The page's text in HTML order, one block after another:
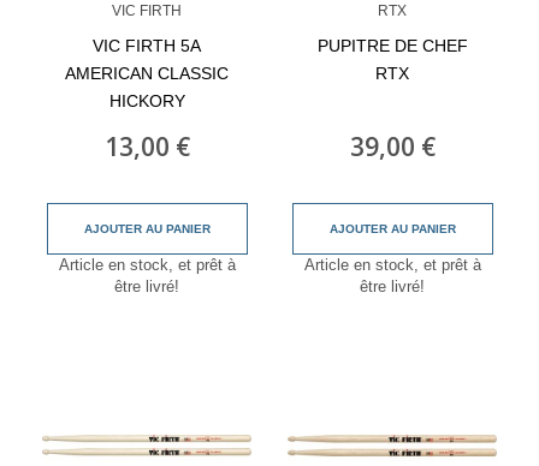
VIC FIRTH
VIC FIRTH 5A
AMERICAN CLASSIC
HICKORY
13,00 €
AJOUTER AU PANIER
Article en stock, et prêt à
être livré!
RTX
PUPITRE DE CHEF
RTX
39,00 €
AJOUTER AU PANIER
Article en stock, et prêt à
être livré!